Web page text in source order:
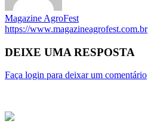
Magazine AgroFest
https://www.magazineagrofest.com.br
DEIXE UMA RESPOSTA
Faça login para deixar um comentário